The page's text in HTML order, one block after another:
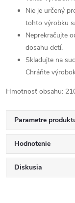
Nie je určený
tohto výrobku
Neprekračujte
dosahu detí.
Skladujte na
Chráňte
Hmotnosť obsahu:
Parametre
Hodnotenie
Diskusia